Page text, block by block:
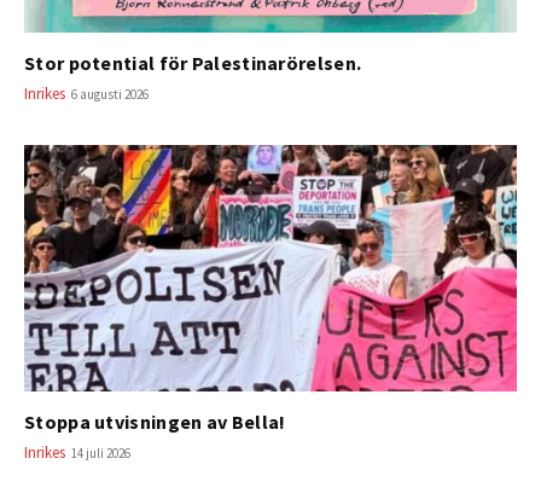
Stor potential för Palestinarörelsen.
Inrikes 6 augusti 2026
Stoppa utvisningen av Bella!
Inrikes 14 juli 2026